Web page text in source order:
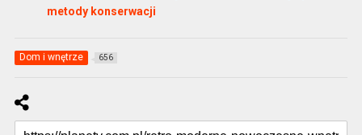
metody konserwacji
Dom i wnętrze 656